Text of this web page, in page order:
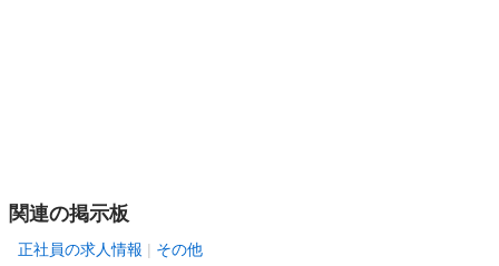
関連の掲示板
正社員の求人情報 その他